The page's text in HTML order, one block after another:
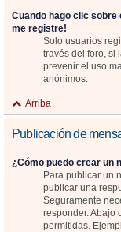
Cuando hago clic sobre
me registre!
Solo usuarios
través del foro, si
prevenir el uso
anónimos.
Arriba
Publicación de
¿Cómo puedo crear un
Para publicar un
publicar una
Seguramente
responder. Abajo
permitidas.